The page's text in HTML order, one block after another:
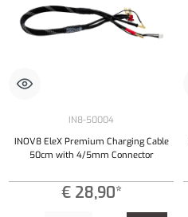
IN8-50004
INOV8 EleX Premium Charging Cable
50cm with 4/5mm Connector
€ 28,90*